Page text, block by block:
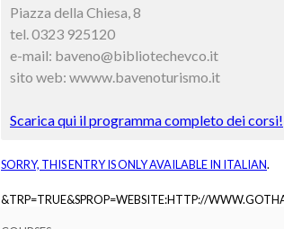
Piazza della Chiesa, 8
tel. 0323 925120
e-mail: baveno@bibliotechevco.it
sito web: wwww.bavenoturismo.it
Scarica qui il programma completo dei corsi!
SORRY, THIS ENTRY IS ONLY AVAILABLE IN ITALIAN.
&TRP=TRUE&SPROP=WEBSITE:HTTP://